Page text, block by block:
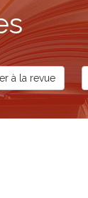
à la revue